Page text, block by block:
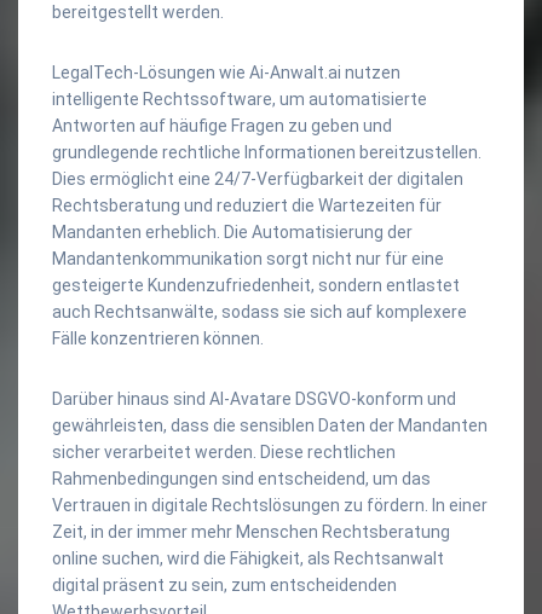
bereitgestellt werden.
LegalTech-Lösungen wie Ai-Anwalt.ai nutzen
intelligente Rechtssoftware, um automatisierte
Antworten auf häufige Fragen zu geben und
grundlegende rechtliche Informationen bereitzustellen.
Dies ermöglicht eine 24/7-Verfügbarkeit der digitalen
Rechtsberatung und reduziert die Wartezeiten für
Mandanten erheblich. Die Automatisierung der
Mandantenkommunikation sorgt nicht nur für eine
gesteigerte Kundenzufriedenheit, sondern entlastet
auch Rechtsanwälte, sodass sie sich auf komplexere
Fälle konzentrieren können.
Darüber hinaus sind AI-Avatare DSGVO-konform und
gewährleisten, dass die sensiblen Daten der Mandanten
sicher verarbeitet werden. Diese rechtlichen
Rahmenbedingungen sind entscheidend, um das
Vertrauen in digitale Rechtslösungen zu fördern. In einer
Zeit, in der immer mehr Menschen Rechtsberatung
online suchen, wird die Fähigkeit, als Rechtsanwalt
digital präsent zu sein, zum entscheidenden